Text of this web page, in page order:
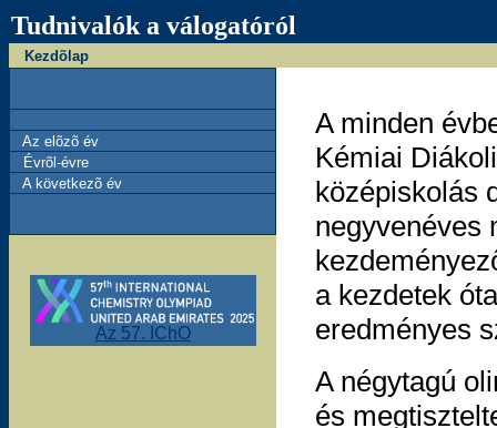
Tudnivalók a válogatóról
Kezdõlap
Az elõzõ év
Évrõl-évre
A következõ év
Az 57. IChO
A minden
Kémiai
középiskolás
negyvenéves
a kezdetek
eredményes
A négytagú
és